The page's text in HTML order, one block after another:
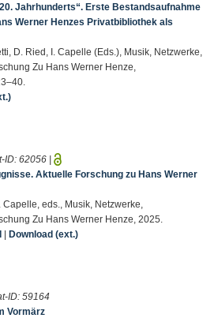
Jahrhunderts“. Erste Bestandsaufnahme
Werner Henzes Privatbibliothek als
D. Ried, I. Capelle (Eds.), Musik, Netzwerke,
Zu Hans Werner Henze,
ID: 62056 |
Aktuelle Forschung zu Hans Werner
eds., Musik, Netzwerke,
Zu Hans Werner Henze, 2025.
| Download (ext.)
ID: 59164
Vormärz